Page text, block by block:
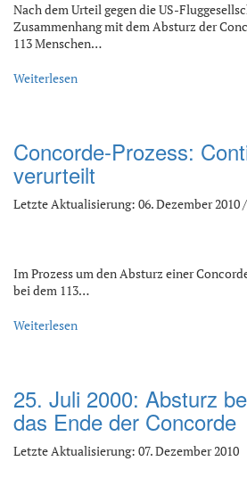
Nach dem Urteil gegen die US-
Zusammenhang mit dem Absturz der
113 Menschen…
Weiterlesen
Concorde-Prozess:
verurteilt
Letzte Aktualisierung: 06. Dezember 2010
Im Prozess um den Absturz einer
bei dem 113…
Weiterlesen
25. Juli 2000: Absturz
das Ende der Concorde
Letzte Aktualisierung: 07. Dezember 2010